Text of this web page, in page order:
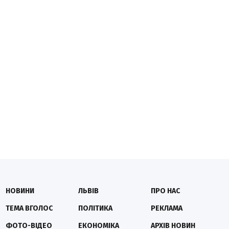
НОВИНИ
ТЕМА ВГОЛОС
ФОТО-ВІДЕО
ЛЬВІВ
ПОЛІТИКА
ЕКОНОМІКА
ПРО НАС
РЕКЛАМА
АРХІВ НОВИН